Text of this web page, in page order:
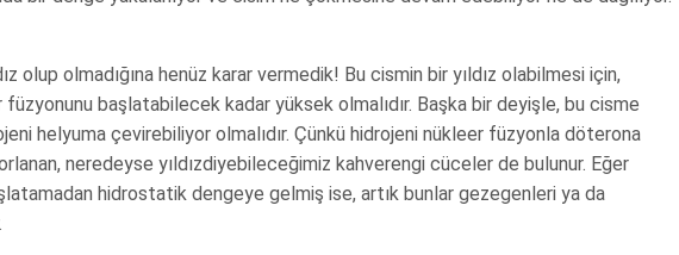
olup olmadığına henüz karar vermedik! Bu cismin bir yıldız olabilmesi için,
başlatabilecek kadar yüksek olmalıdır. Başka bir deyişle, bu cisme
helyuma çevirebiliyor olmalıdır. Çünkü hidrojeni nükleer füzyonla döterona
neredeyse yıldızdiyebileceğimiz kahverengi cüceler de bulunur. Eğer
hidrostatik dengeye gelmiş ise, artık bunlar gezegenleri ya da